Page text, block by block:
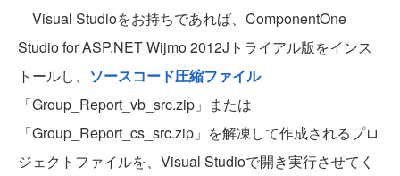
Visual Studioをお持ちであれば、ComponentOne
Studio for ASP.NET Wijmo 2012Jトライアル版をインス
トールし、 ソースコード圧縮ファイル
「Group_Report_vb_src.zip」または
「Group_Report_cs_src.zip」を解凍して作成されるプロ
ジェクトファイルを、Visual Studioで開き実行させてく